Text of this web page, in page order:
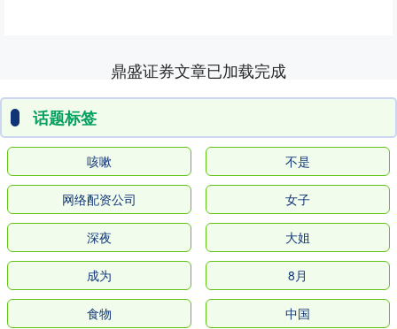
鼎盛证券文章已加载完成
话题标签
咳嗽 不是
网络配资公司 女子
深夜 大姐
成为 8月
食物 中国